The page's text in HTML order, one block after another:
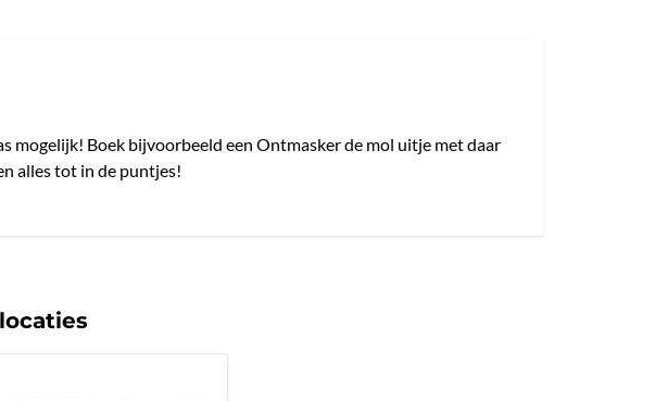
mogelijk! Boek bijvoorbeeld een Ontmasker de mol uitje met daar
alles tot in de puntjes!